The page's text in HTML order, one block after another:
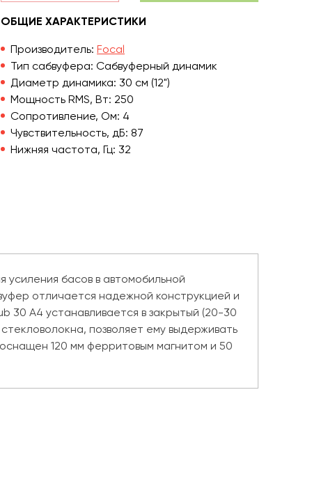
ОБЩИЕ ХАРАКТЕРИСТИКИ
Производитель: Focal
Тип сабвуфера: Сабвуферный динамик
Диаметр динамика: 30 см (12")
Мощность RMS, Вт: 250
Сопротивление, Ом: 4
Чувствительность, дБ: 87
Нижняя частота, Гц: 32
басов в автомобильной
отличается надежной конструкцией и
30 A4 устанавливается в закрытый (20-30
позволяет ему выдерживать
120 мм ферритовым магнитом и 50